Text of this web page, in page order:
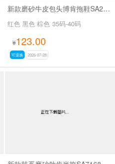
新款磨砂牛皮包头博肯拖鞋SA26018
红色 黑色 棕色 35码-40码
¥123.00
可退换 2026-07-28